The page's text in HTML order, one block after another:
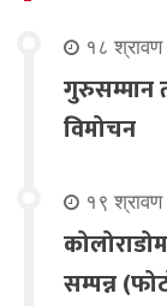
१८
गुरुसम्मान
विमोचन
१९
सम्पन्न